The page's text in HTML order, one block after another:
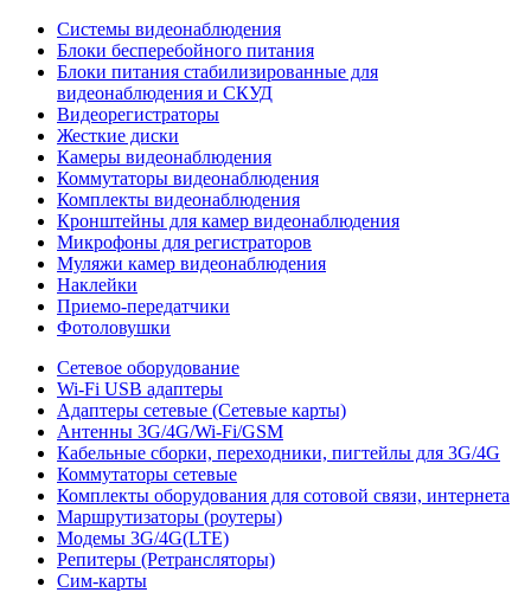
Системы видеонаблюдения
Блоки бесперебойного питания
Блоки питания стабилизированные для
видеонаблюдения и СКУД
Видеорегистраторы
Жесткие диски
Камеры видеонаблюдения
Коммутаторы видеонаблюдения
Комплекты видеонаблюдения
Кронштейны для камер видеонаблюдения
Микрофоны для регистраторов
Муляжи камер видеонаблюдения
Наклейки
Приемо-передатчики
Фотоловушки
Сетевое оборудование
Wi-Fi USB адаптеры
Адаптеры сетевые (Сетевые карты)
Антенны 3G/4G/Wi-Fi/GSM
Кабельные сборки, переходники, пигтейлы для 3G/4G
Коммутаторы сетевые
Комплекты оборудования для сотовой связи, интернета
Маршрутизаторы (роутеры)
Модемы 3G/4G(LTE)
Репитеры (Ретрансляторы)
Сим-карты